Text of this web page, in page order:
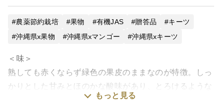
農薬節約栽培 果物 有機JAS 贈答品
キーツ
沖縄県x果物
沖縄県xマンゴー 沖縄県xキーツ
＜味＞
熟しても赤くならず緑色の果皮のままなのが特徴。しっ
かりとした甘みとほのかな酸味があり、とろけるような
もっと見る